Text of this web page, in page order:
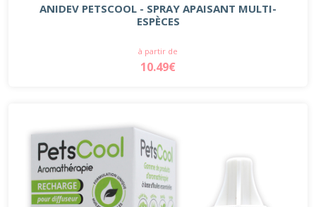
ANIDEV PETSCOOL - SPRAY APAISANT MULTI-
ESPÈCES
à partir de
10.49€